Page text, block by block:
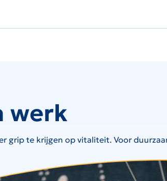
werk
grip te krijgen op vitaliteit. Voor